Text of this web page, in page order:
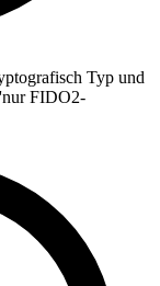
Typ und
FIDO2-